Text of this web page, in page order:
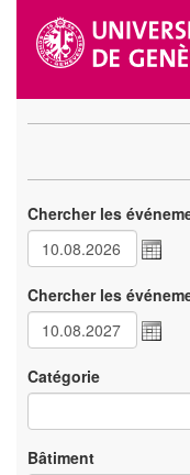
Chercher les
Chercher les
Catégorie
Bâtiment